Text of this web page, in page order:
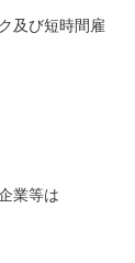
及び短時間雇
業等は